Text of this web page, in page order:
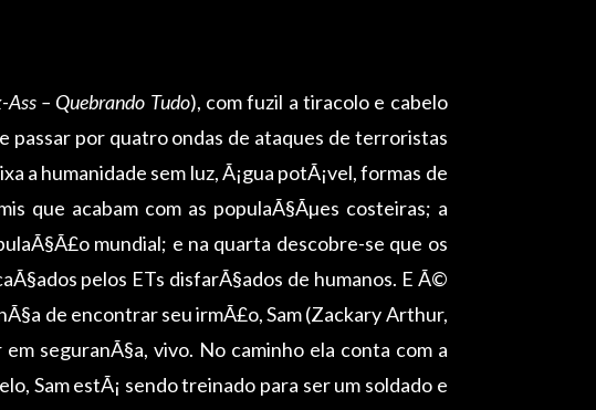
Ass – Quebrando Tudo), com fuzil a tiracolo e cabelo
passar por quatro ondas de ataques de terroristas
a humanidade sem luz, Ã¡gua potÃ¡vel, formas de
que acabam com as populaÃ§Ãµes costeiras; a
mundial; e na quarta descobre-se que os
pelos ETs disfarÃ§ados de humanos. E Ã©
de encontrar seu irmÃ£o, Sam (Zackary Arthur,
seguranÃ§a, vivo. No caminho ela conta com a
Sam estÃ¡ sendo treinado para ser um soldado e